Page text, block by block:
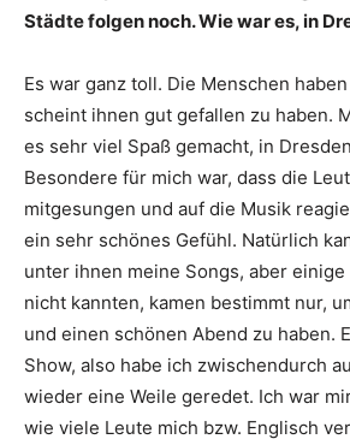
Städte folgen noch. Wie war es, in
Es war ganz toll. Die Menschen
scheint ihnen gut gefallen zu haben.
es sehr viel Spaß gemacht, in
Besondere für mich war, dass die
mitgesungen und auf die Musik
ein sehr schönes Gefühl. Natürlich
unter ihnen meine Songs, aber
nicht kannten, kamen bestimmt nur,
und einen schönen Abend zu haben.
Show, also habe ich zwischendurch
wieder eine Weile geredet. Ich war
wie viele Leute mich bzw. Englisch